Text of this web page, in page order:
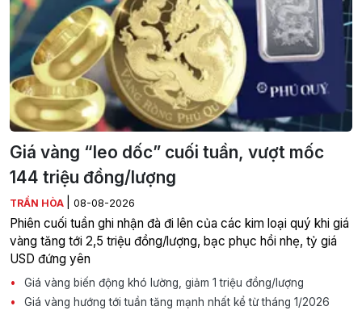
Giá vàng “leo dốc” cuối tuần, vượt mốc
144 triệu đồng/lượng
TRẦN HÒA 08-08-2026
Phiên cuối tuần ghi nhận đà đi lên của các kim loại quý khi giá
vàng tăng tới 2,5 triệu đồng/lượng, bạc phục hồi nhẹ, tỷ giá
USD đứng yên
Giá vàng biến động khó lường, giảm 1 triệu đồng/lượng
Giá vàng hướng tới tuần tăng mạnh nhất kể từ tháng 1/2026